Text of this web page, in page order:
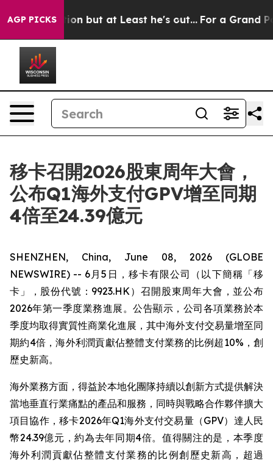
AGP PICKSSection but at Least he's out... For a Grand
移卡召開2026股東周年大會，
公布Q1海外支付GPV增至同期
4倍至24.39億元
SHENZHEN, China, June 08, 2026 (GLOBE
NEWSWIRE) -- 6月5日，移卡有限公司（以下簡稱「移
卡」，股份代號：9923.HK）召開股東周年大會，並公布
2026年第一季度業務進展。公告顯示，公司各項業務於本
季度均取得實質性商業化進展，其中海外支付交易量增至同
期約4倍，海外利潤貢獻佔整體支付業務的比例超10%，創
歷史新高。
海外業務方面，得益於本地化團隊持續以創新方式提供解決
當地垂直行業痛點的產品和服務，同時與戰略合作夥伴擴大
項目協作，移卡2026年Q1海外支付交易量（GPV）達人民
幣24.39億元，約為去年同期4倍。值得關注的是，本季度
海外利潤貢獻佔整體支付業務的比例創歷史新高，超過